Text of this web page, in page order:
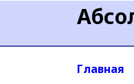
Главная